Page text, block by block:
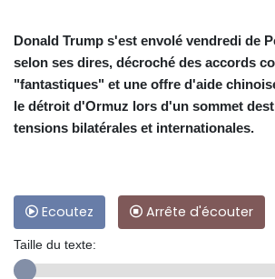
Donald Trump s'est envolé vendredi de
selon ses dires, décroché des accords
"fantastiques" et une offre d'aide
le détroit d'Ormuz lors d'un sommet
tensions bilatérales et internationales.
Ecoutez Arrête d'écouter
Taille du texte: